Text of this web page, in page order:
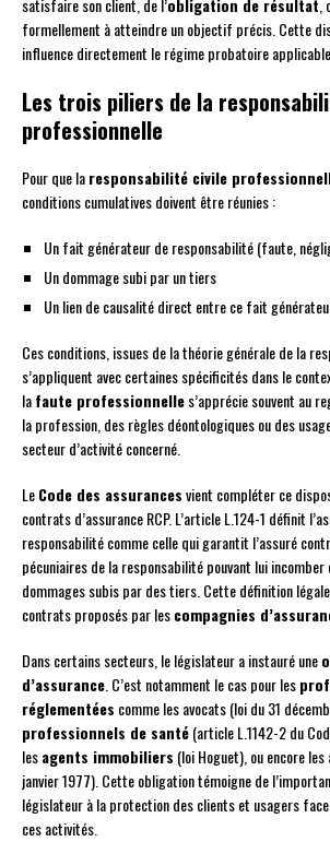
satisfaire son client, de l’obligation de résultat,
formellement à atteindre un objectif précis. Cette
influence directement le régime probatoire
Les trois piliers de la
professionnelle
Pour que laresponsabilité civile
conditions cumulatives doivent être réunies :
Un fait générateur de responsabilité (faute,
Un dommage subi par un tiers
Un lien de causalité direct entre ce fait
Ces conditions, issues de la théorie générale de la
s’appliquent avec certaines spécificités dans le
lafaute professionnelles’apprécie souvent au
la profession, des règles déontologiques ou des
secteur d’activité concerné.
LeCode des assurancesvient compléter ce
contrats d’assurance RCP. L’article L.124-1 définit
responsabilité comme celle qui garantit l’assuré
pécuniaires de la responsabilité pouvant lui incomber
dommages subis par des tiers. Cette définition
contrats proposés par lescompagnies
Dans certains secteurs, le législateur a instauré une
d’assurance. C’est notamment le cas pour les
réglementées comme les avocats (loi du 31
professionnels de santé(article L.1142-2 du
lesagents immobiliers (loi Hoguet), ou encore les
janvier 1977). Cette obligation témoigne de
législateur à la protection des clients et usagers
ces activités.